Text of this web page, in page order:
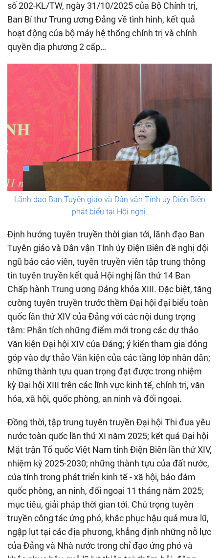
số 202-KL/TW, ngày 31/10/2025 của Bộ Chính trị,
Ban Bí thư Trung ương Đảng về tình hình, kết quả
hoạt động của bộ máy hệ thống chính trị và chính
quyền địa phương 2 cấp…
Lãnh đạo Ban Tuyên giáo và Dân vận Tỉnh ủy Điện Biên
phát biểu tại Hội nghị.
Định hướng tuyên truyền thời gian tới, lãnh đạo Ban
Tuyên giáo và Dân vận Tỉnh ủy Điện Biên đề nghị đội
ngũ báo cáo viên, tuyên truyền viên tập trung thông
tin tuyên truyền kết quả Hội nghị lần thứ 14 Ban
Chấp hành Trung ương Đảng khóa XIII. Đặc biệt, tăng
cường tuyên truyền trước thềm Đại hội đại biểu toàn
quốc lần thứ XIV của Đảng với các nội dung trọng
tâm: Phân tích những điểm mới trong các dự thảo
Văn kiện Đại hội XIV của Đảng; ý kiến tham gia đóng
góp vào dự thảo Văn kiện của các tầng lớp nhân dân;
những thành tựu quan trọng đạt được trong nhiệm
kỳ Đại hội XIII trên các lĩnh vực kinh tế, chính trị, văn
hóa, xã hội, quốc phòng, an ninh và đối ngoại.
Đồng thời, tập trung tuyên truyền Đại hội Thi đua yêu
nước toàn quốc lần thứ XI năm 2025; kết quả Đại hội
Mặt trận Tổ quốc Việt Nam tỉnh Điện Biên lần thứ XIV,
nhiệm kỳ 2025-2030; những thành tựu của đất nước,
của tỉnh trong phát triển kinh tế - xã hội, bảo đảm
quốc phòng, an ninh, đối ngoại 11 tháng năm 2025;
mục tiêu, giải pháp thời gian tới. Chú trọng tuyên
truyền công tác ứng phó, khắc phục hậu quả mưa lũ,
ngập lụt tại các địa phương, khẳng định những nỗ lực
của Đảng và Nhà nước trong chỉ đạo ứng phó và